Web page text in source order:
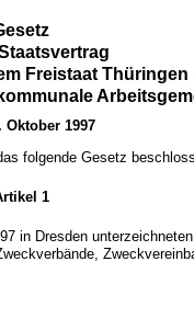
Freistaat
Oktober 1997
folgende Gesetz
1
in Dresden